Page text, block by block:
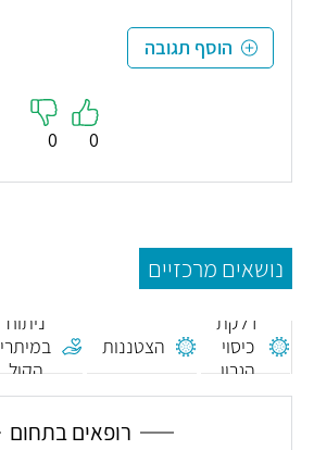
הוסף תגובה
0
0
נושאים מרכזיים
דלקת
כיסוי
הגרון
הצטננות
ניתוח
במיתרי
הקול
רופאים בתחום